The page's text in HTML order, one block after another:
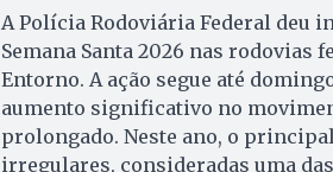
A Polícia Rodoviária Federal deu
Semana Santa 2026 nas rodovias
Entorno. A ação segue até
aumento significativo no
prolongado. Neste ano, o
irregulares, consideradas uma